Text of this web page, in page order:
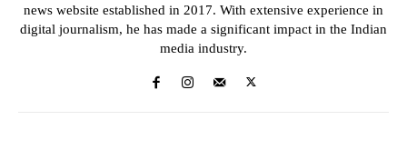
news website established in 2017. With extensive experience in
digital journalism, he has made a significant impact in the Indian
media industry.